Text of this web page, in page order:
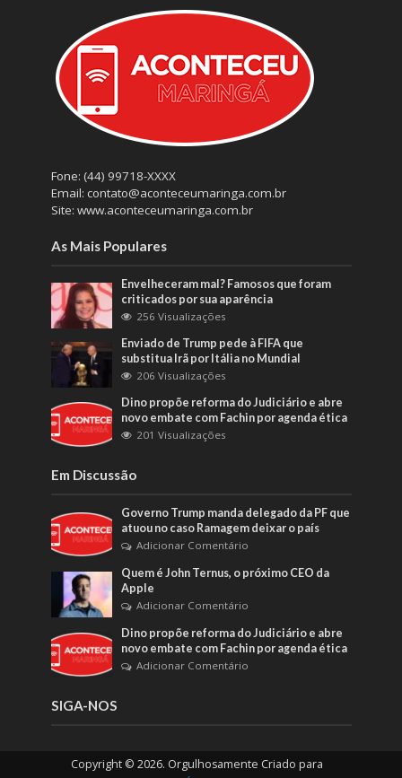
Fone: (44) 99718-XXXX
Email: contato@aconteceumaringa.com.br
Site: www.aconteceumaringa.com.br
As Mais Populares
Envelheceram mal? Famosos que foram
criticados por sua aparência
256 Visualizações
Enviado de Trump pede à FIFA que
substitua Irã por Itália no Mundial
206 Visualizações
Dino propõe reforma do Judiciário e abre
novo embate com Fachin por agenda ética
201 Visualizações
Em Discussão
Governo Trump manda delegado da PF que
atuou no caso Ramagem deixar o país
Adicionar Comentário
Quem é John Ternus, o próximo CEO da
Apple
Adicionar Comentário
Dino propõe reforma do Judiciário e abre
novo embate com Fachin por agenda ética
Adicionar Comentário
SIGA-NOS
Copyright © 2026. Orgulhosamente Criado para